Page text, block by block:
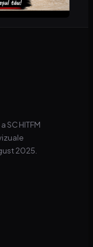
SC HITFM
2025.